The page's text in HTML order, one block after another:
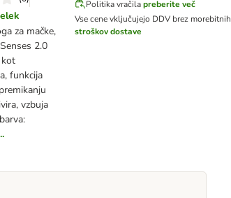
za mačke,
2.0
kot
funkcija
vzbuja
Politika vračilapreberite več
Vse cene vključujejo DDV brez morebitnih
stroškov dostave